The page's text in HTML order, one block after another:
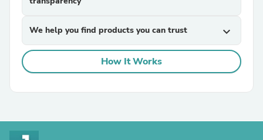
We help you find products you can trust expand_more
How It Works